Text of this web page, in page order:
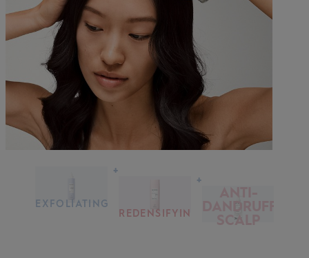
EXFOLIATING
+
REDENSIFYING
+
DANDRUFF
SCALP